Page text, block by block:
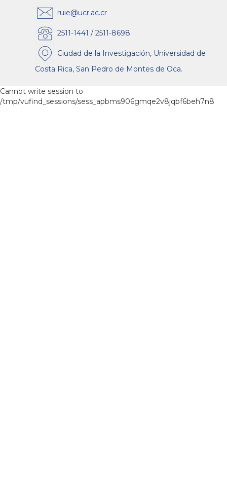
ruie@ucr.ac.cr
2511-1441 / 2511-8698
Ciudad de la Investigación, Universidad de
Costa Rica, San Pedro de Montes de Oca.
Cannot write session to
/tmp/vufind_sessions/sess_apbms906gmqe2v8jqbf6beh7n8